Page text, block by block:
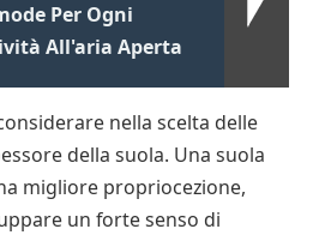
Per Ogni
All'aria Aperta
nella scelta delle
della suola. Una suola
migliore propriocezione,
un forte senso di